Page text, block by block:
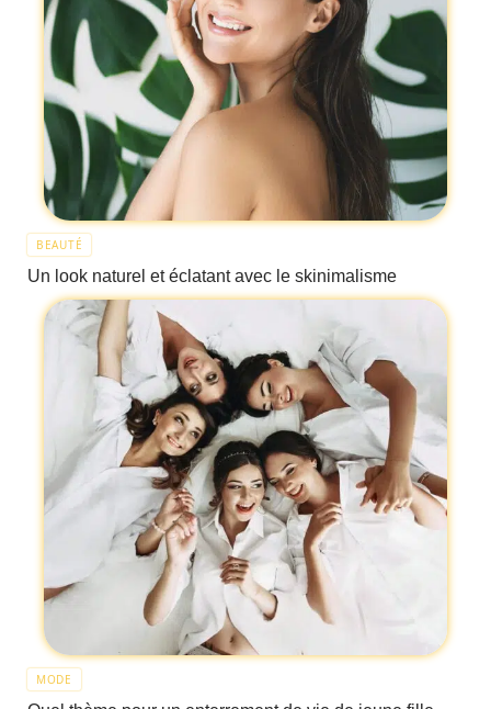
BEAUTÉ
Un look naturel et éclatant avec le skinimalisme
MODE